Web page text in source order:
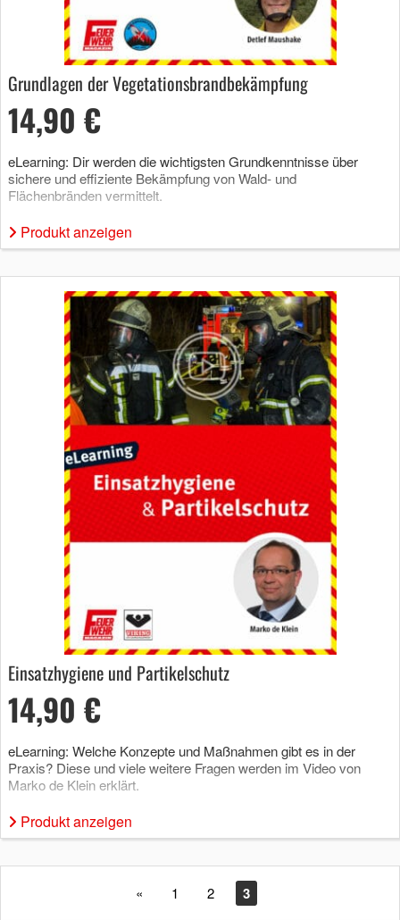
Grundlagen der Vegetationsbrandbekämpfung
14,90 €
eLearning: Dir werden die wichtigsten Grundkenntnisse über
sichere und effiziente Bekämpfung von Wald- und
Flächenbränden vermittelt.
Produkt anzeigen
Einsatzhygiene und Partikelschutz
14,90 €
eLearning: Welche Konzepte und Maßnahmen gibt es in der
Praxis? Diese und viele weitere Fragen werden im Video von
Marko de Klein erklärt.
Produkt anzeigen
« 1 2 3